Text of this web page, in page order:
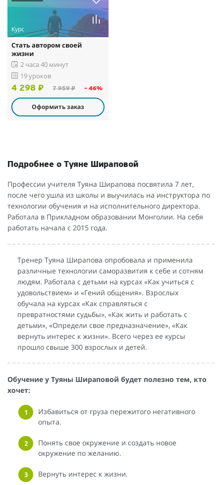
Курс
Стать автором своей
жизни
2 часа 40 минут
19 уроков
4 298 ₽ 7 959 ₽ – 46%
Оформить заказ
Подробнее о Туяне Шираповой
Профессии учителя Туяна Ширапова посвятила 7 лет,
после чего ушла из школы и выучилась на инструктора по
технологии обучения и на исполнительного директора.
Работала в Прикладном образовании Монголии. На себя
работать начала с 2015 года.
Тренер Туяна Ширапова опробовала и применила
различные технологии саморазвития к себе и сотням
людям. Работала с детьми на курсах «Как учиться с
удовольствием» и «Гений общения». Взрослых
обучала на курсах «Как справляться с
превратностями судьбы», «Как жить и работать с
детьми», «Определи свое предназначение», «Как
вернуть интерес к жизни». Всего через ее курсы
прошло свыше 300 взрослых и детей.
Обучение у Туяны Шираповой будет полезно тем, кто
хочет:
Избавиться от груза пережитого негативного
опыта.
Понять свое окружение и создать новое
окружение по желанию.
Вернуть интерес к жизни.